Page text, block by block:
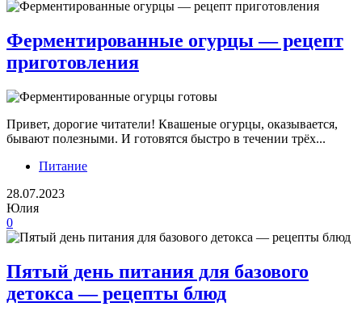
Ферментированные огурцы — рецепт
приготовления
Привет, дорогие читатели! Квашеные огурцы, оказывается,
бывают полезными. И готовятся быстро в течении трёх...
Питание
28.07.2023
Юлия
0
Пятый день питания для базового
детокса — рецепты блюд